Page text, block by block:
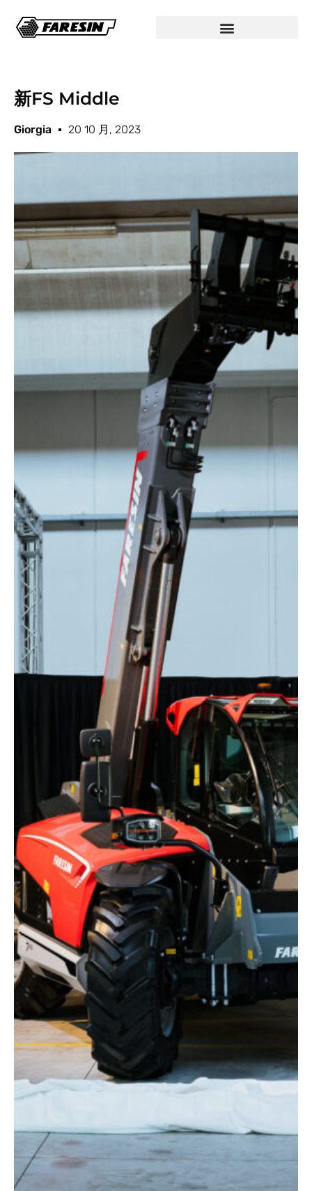
新FS Middle
Giorgia 20 10 月, 2023